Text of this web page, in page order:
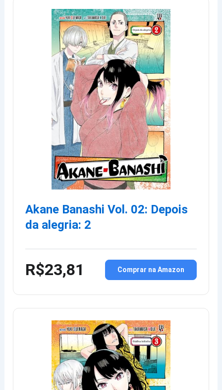
Akane Banashi Vol. 02: Depois
da alegria: 2
R$23,81 Comprar na Amazon